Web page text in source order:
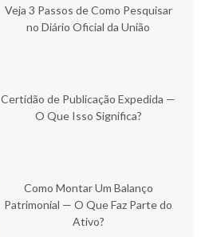
Veja 3 Passos de Como Pesquisar
no Diário Oficial da União
Certidão de Publicação Expedida —
O Que Isso Significa?
Como Montar Um Balanço
Patrimonial — O Que Faz Parte do
Ativo?